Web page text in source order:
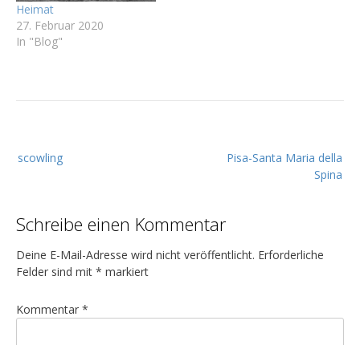
Heimat
27. Februar 2020
In "Blog"
e
t
r
a
g
s
n
Pisa-Santa Maria della
Spina
scowling
Schreibe einen Kommentar
Deine E-Mail-Adresse wird nicht veröffentlicht. Erforderliche
Felder sind mit * markiert
Kommentar *